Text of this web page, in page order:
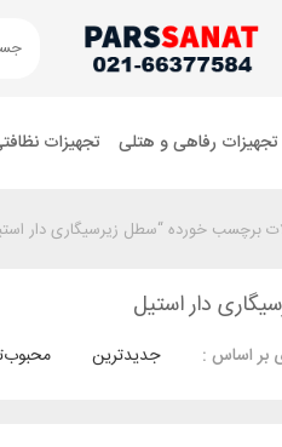
تجهیزات رفاهی و هتلی تجهیزات
برچسب خورده “سطل زیرسیگاری دار
دار استیل
بر اساس : جدیدترین